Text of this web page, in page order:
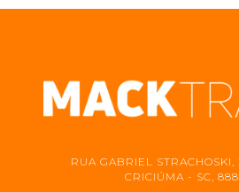
RUA GABRIEL
CRICIÚMA - SC,